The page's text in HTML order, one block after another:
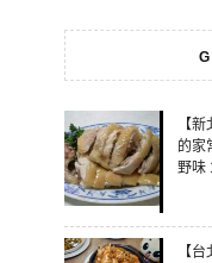
【
的家
野味
【